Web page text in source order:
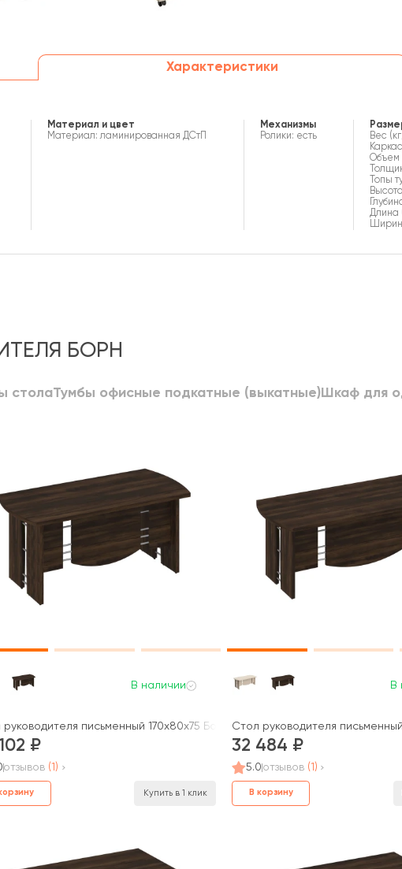
Характеристики
Материал и цвет
Материал: ламинированная ДСтП
Механизмы
Ролики: есть
Вес
Объем
Топы
Длина
БОРН
столаТумбы офисные подкатные (выкатные)Шкаф для
В наличии
письменный 170x80x75 Борн
отзывов (1)
Купить в 1 клик
В
Стол руководителя
32 484
5.0отзывов (1)
В корзину